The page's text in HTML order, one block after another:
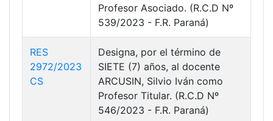
Profesor Asociado. (R.C.D Nº
539/2023 - F.R. Paraná)
RES
2972/2023
CS
Designa, por el término de
SIETE (7) años, al docente
ARCUSIN, Silvio Iván como
Profesor Titular. (R.C.D Nº
546/2023 - F.R. Paraná)